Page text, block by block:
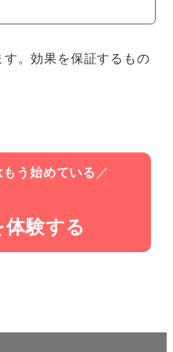
。効果を保証するもの
う始めている ／
験する